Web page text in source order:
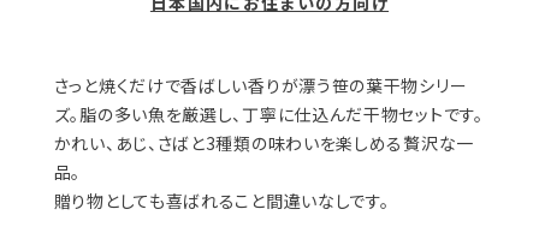
さっと焼くだけで香ばしい香りが漂う笹の葉干物シリー
ズ。脂の多い魚を厳選し、丁寧に仕込んだ干物セットです。
かれい、あじ、さばと3種類の味わいを楽しめる贅沢な一
品。
贈り物としても喜ばれること間違いなしです。